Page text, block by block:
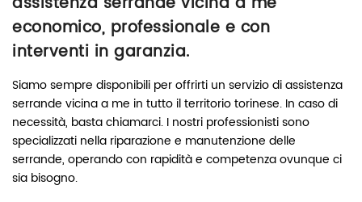
economico, professionale e con
interventi in garanzia.
Siamo sempre disponibili per offrirti un servizio di assistenza
serrande vicina a me in tutto il territorio torinese. In caso di
necessità, basta chiamarci. I nostri professionisti sono
specializzati nella riparazione e manutenzione delle
serrande, operando con rapidità e competenza ovunque ci
sia bisogno.